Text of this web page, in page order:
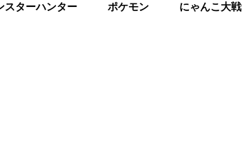
スターハンター ポケモン にゃんこ大